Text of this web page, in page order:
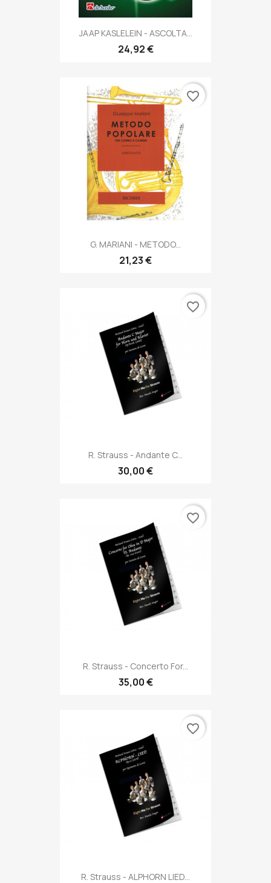
JAAP KASLELEIN - ASCOLTA...
24,92 €
G. MARIANI - METODO...
21,23 €
favorite_border
R. Strauss - Andante C...
30,00 €
favorite_border
R. Strauss - Concerto For...
35,00 €
favorite_border
R. Strauss - ALPHORN LIED...
favorite_border